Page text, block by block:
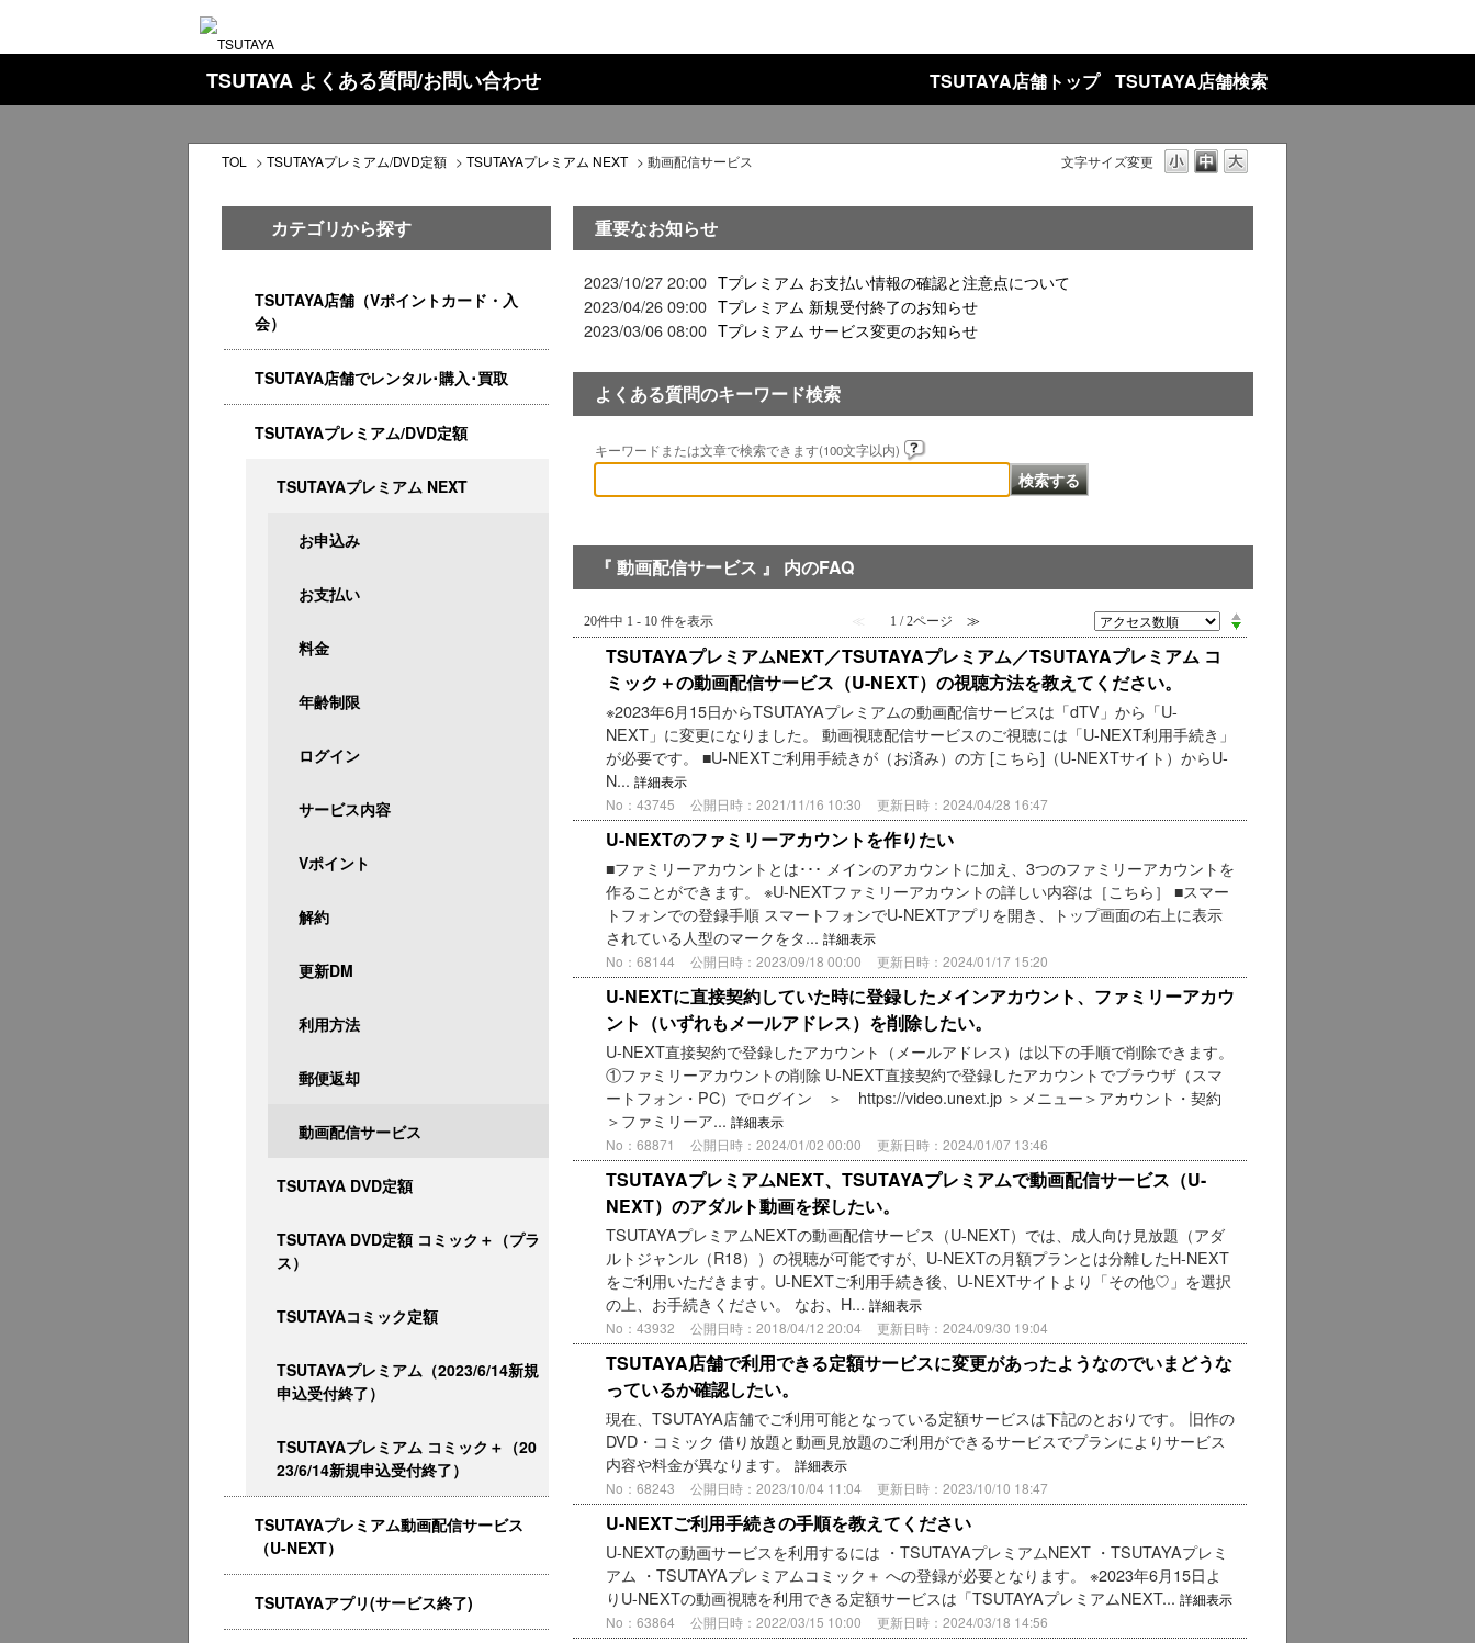
TSUTAYA よくある質問/お問い合わせ TSUTAYA店舗トップ TSUTAYA店舗検索
文字サイズ変更
TOL > TSUTAYAプレミアム/DVD定額 > TSUTAYAプレミアム NEXT > 動画配信サービス
カテゴリから探す
TSUTAYA店舗（Vポイントカード・入
会）
TSUTAYA店舗でレンタル･購入･買取
TSUTAYAプレミアム/DVD定額
TSUTAYAプレミアム NEXT
お申込み
お支払い
料金
年齢制限
ログイン
サービス内容
Vポイント
解約
更新DM
利用方法
郵便返却
動画配信サービス
TSUTAYA DVD定額
TSUTAYA DVD定額 コミック＋（プラ
ス）
TSUTAYAコミック定額
TSUTAYAプレミアム（2023/6/14新規
申込受付終了）
TSUTAYAプレミアム コミック＋（20
23/6/14新規申込受付終了）
TSUTAYAプレミアム動画配信サービス
（U-NEXT）
TSUTAYAアプリ(サービス終了)
重要なお知らせ
2023/10/27 20:00 Tプレミアム お支払い情報の確認と注意点について
2023/04/26 09:00 Tプレミアム 新規受付終了のお知らせ
2023/03/06 08:00 Tプレミアム サービス変更のお知らせ
よくある質問のキーワード検索
キーワードまたは文章で検索できます(100文字以内)
『 動画配信サービス 』 内のFAQ
20件中 1 - 10 件を表示 ≪ 1 / 2ページ ≫
TSUTAYAプレミアムNEXT／TSUTAYAプレミアム／TSUTAYAプレミアム コ
ミック＋の動画配信サービス（U-NEXT）の視聴方法を教えてください。
※2023年6月15日からTSUTAYAプレミアムの動画配信サービスは「dTV」から「U-
NEXT」に変更になりました。 動画視聴配信サービスのご視聴には「U-NEXT利用手続き」
が必要です。 ■U-NEXTご利用手続きが（お済み）の方 [こちら]（U-NEXTサイト）からU-
N... 詳細表示
No：43745 公開日時：2021/11/16 10:30 更新日時：2024/04/28 16:47
U-NEXTのファミリーアカウントを作りたい
■ファミリーアカウントとは･･･ メインのアカウントに加え、3つのファミリーアカウントを
作ることができます。 ※U-NEXTファミリーアカウントの詳しい内容は［こちら］ ■スマー
トフォンでの登録手順 スマートフォンでU-NEXTアプリを開き、トップ画面の右上に表示
されている人型のマークをタ... 詳細表示
No：68144 公開日時：2023/09/18 00:00 更新日時：2024/01/17 15:20
U-NEXTに直接契約していた時に登録したメインアカウント、ファミリーアカウ
ント（いずれもメールアドレス）を削除したい。
U-NEXT直接契約で登録したアカウント（メールアドレス）は以下の手順で削除できます。
①ファミリーアカウントの削除 U-NEXT直接契約で登録したアカウントでブラウザ（スマ
ートフォン・PC）でログイン ＞ https://video.unext.jp ＞メニュー＞アカウント・契約
＞ファミリーア... 詳細表示
No：68871 公開日時：2024/01/02 00:00 更新日時：2024/01/07 13:46
TSUTAYAプレミアムNEXT、TSUTAYAプレミアムで動画配信サービス（U-
NEXT）のアダルト動画を探したい。
TSUTAYAプレミアムNEXTの動画配信サービス（U-NEXT）では、成人向け見放題（アダ
ルトジャンル（R18））の視聴が可能ですが、U-NEXTの月額プランとは分離したH-NEXT
をご利用いただきます。U-NEXTご利用手続き後、U-NEXTサイトより「その他♡」を選択
の上、お手続きください。 なお、H... 詳細表示
No：43932 公開日時：2018/04/12 20:04 更新日時：2024/09/30 19:04
TSUTAYA店舗で利用できる定額サービスに変更があったようなのでいまどうな
っているか確認したい。
現在、TSUTAYA店舗でご利用可能となっている定額サービスは下記のとおりです。 旧作の
DVD・コミック 借り放題と動画見放題のご利用ができるサービスでプランによりサービス
内容や料金が異なります。
詳細表示
No：68243 公開日時：2023/10/04 11:04 更新日時：2023/10/10 18:47
U-NEXTご利用手続きの手順を教えてください
U-NEXTの動画サービスを利用するには ・TSUTAYAプレミアムNEXT ・TSUTAYAプレミ
アム ・TSUTAYAプレミアムコミック＋ への登録が必要となります。 ※2023年6月15日よ
りU-NEXTの動画視聴を利用できる定額サービスは「TSUTAYAプレミアムNEXT... 詳細表示
No：63864 公開日時：2022/03/15 10:00 更新日時：2024/03/18 14:56